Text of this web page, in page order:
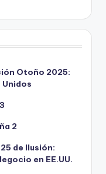
Otoño 2025:
Unidos
2
de Ilusión:
en EE.UU.